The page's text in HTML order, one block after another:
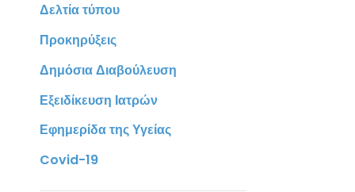
Δελτία τύπου
Προκηρύξεις
Δημόσια Διαβούλευση
Εξειδίκευση Ιατρών
Εφημερίδα της Υγείας
Covid-19